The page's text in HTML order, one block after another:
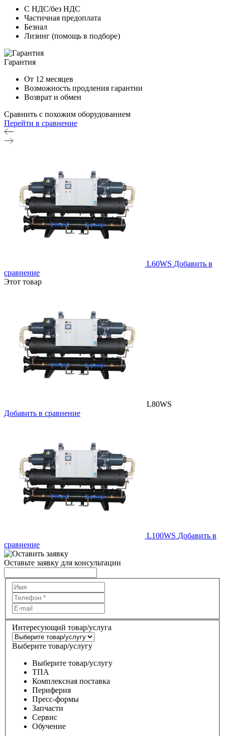
С НДС/без НДС
Частичная предоплата
Безнал
Лизинг (помощь в подборе)
Гарантия
От 12 месяцев
Возможность продления гарантии
Возврат и обмен
Сравнить с похожим оборудованием
Перейти в сравнение
L60WS Добавить в
сравнение
Этот товар
L80WS
Добавить в сравнение
L100WS Добавить в
сравнение
Оставьте заявку для консультации
Интересующий товар/услуга
Выберите товар/услугу
Выберите товар/услугу
ТПА
Комплексная поставка
Периферия
Пресс-формы
Запчасти
Сервис
Обучение